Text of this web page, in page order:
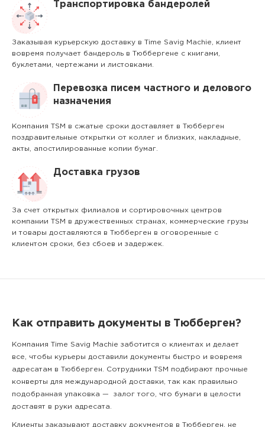
Транспортировка бандеролей
Заказывая курьерскую доставку в Time Savig Machie, клиент
вовремя получает бандероль в Тюббергене с книгами,
буклетами, чертежами и листовками.
Перевозка писем частного и делового
назначения
Компания TSM в сжатые сроки доставляет в Тюбберген
поздравительные открытки от коллег и близких, накладные,
акты, апостилированные копии бумаг.
Доставка грузов
За счет открытых филиалов и сортировочных центров
компании TSM в дружественных странах, коммерческие грузы
и товары доставляются в Тюбберген в оговоренные с
клиентом сроки, без сбоев и задержек.
Как отправить документы в Тюбберген?
Компания Time Savig Machie заботится о клиентах и делает
все, чтобы курьеры доставили документы быстро и вовремя
адресатам в Тюбберген. Сотрудники TSM подбирают прочные
конверты для международной доставки, так как правильно
подобранная упаковка — залог того, что бумаги в целости
доставят в руки адресата.
Клиенты заказывают доставку документов в Тюбберген, не